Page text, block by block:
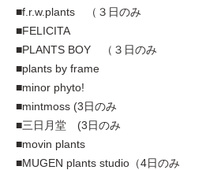
■f.r.w.plants （３日のみ
■FELICITA
■PLANTS BOY （３日のみ
■plants by frame
■minor phyto!
■mintmoss (3日のみ
■三日月堂 (3日のみ
■movin plants
■MUGEN plants studio（4日のみ